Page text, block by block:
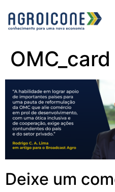
OMC_card
Deixe um